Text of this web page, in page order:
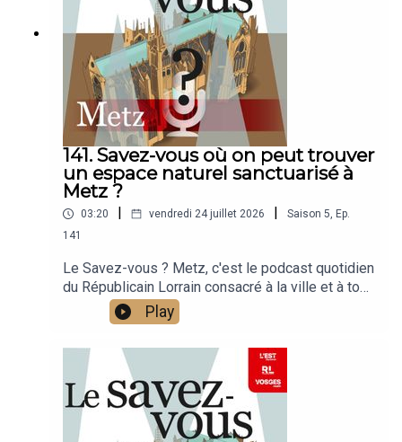
141. Savez-vous où on peut trouver
un espace naturel sanctuarisé à
Metz ?
03:20 vendredi 24 juillet 2026 Saison 5, Ep.
141
Le Savez-vous ? Metz, c'est le podcast quotidien
du Républicain Lorrain consacré à la ville et à tout
ce que vous ignorez sur elle.Un podcast raconté
par Jean-Marie Russe basé sur les articles
réalisés par la rédaction locale de Metz.
Play